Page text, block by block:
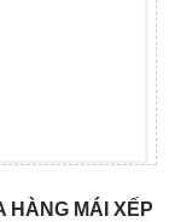
HÀNG MÁI XẾP